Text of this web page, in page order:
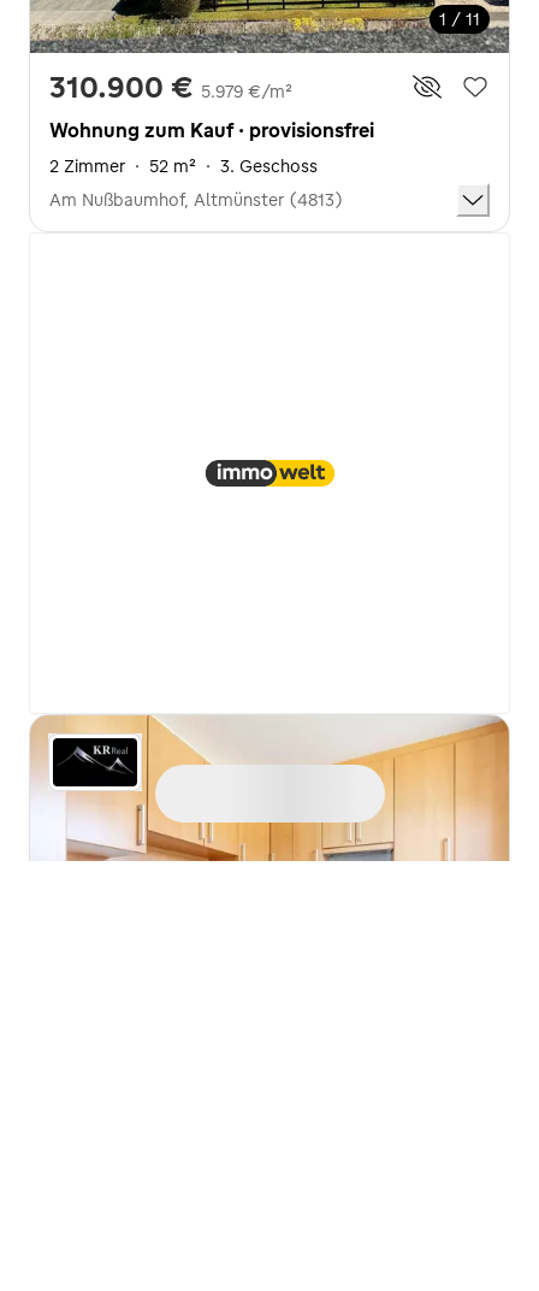
1 / 11
310.900 € 5.979 €/m²
Wohnung zum Kauf · provisionsfrei
2 Zimmer · 52 m² · 3. Geschoss
Am Nußbaumhof, Altmünster (4813)